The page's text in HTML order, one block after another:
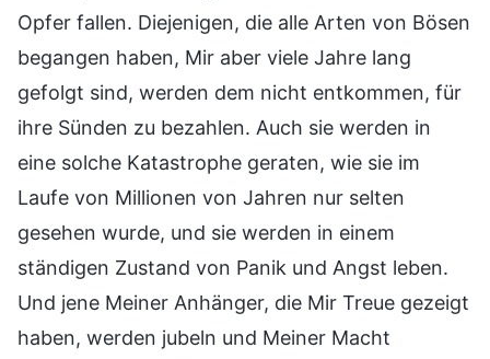
Opfer fallen. Diejenigen, die alle Arten von Bösen
begangen haben, Mir aber viele Jahre lang
gefolgt sind, werden dem nicht entkommen, für
ihre Sünden zu bezahlen. Auch sie werden in
eine solche Katastrophe geraten, wie sie im
Laufe von Millionen von Jahren nur selten
gesehen wurde, und sie werden in einem
ständigen Zustand von Panik und Angst leben.
Und jene Meiner Anhänger, die Mir Treue gezeigt
haben, werden jubeln und Meiner Macht